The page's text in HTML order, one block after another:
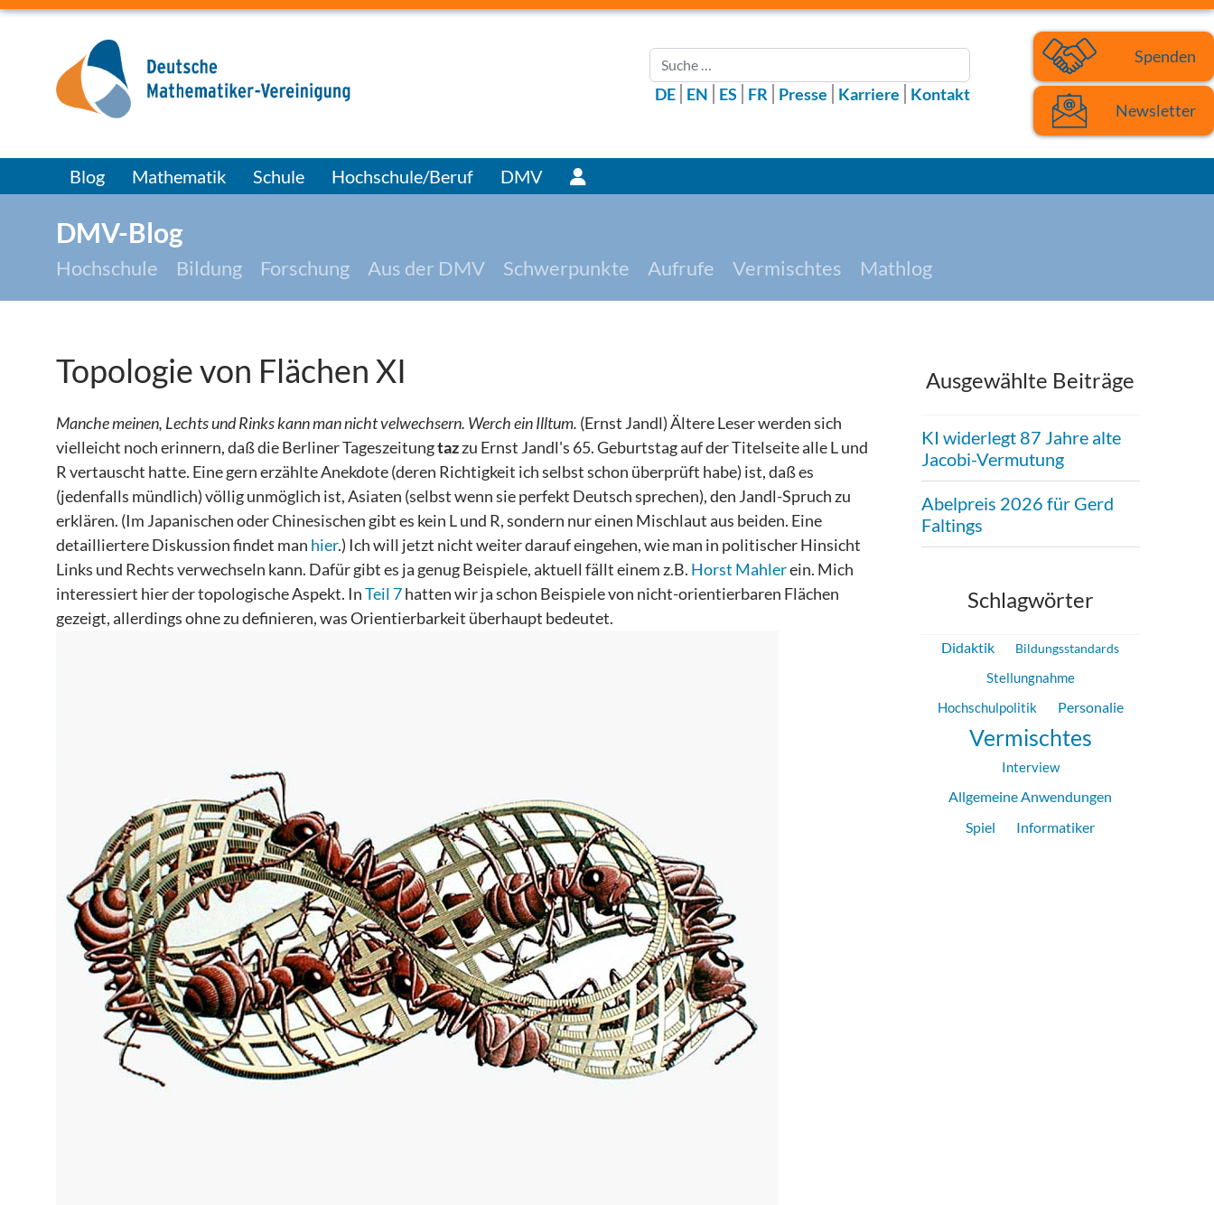
Suchen
DE EN ES FR Presse Karriere Kontakt
Spenden
Newsletter
Blog Mathematik Schule Hochschule/Beruf DMV
DMV-Blog
Hochschule Bildung Forschung Aus der DMV Schwerpunkte Aufrufe Vermischtes Mathlog
Topologie von Flächen XI
Manche meinen, Lechts und Rinks kann man nicht velwechsern. Werch ein Illtum. (Ernst Jandl)Ältere Leser werden sich
vielleicht noch erinnern, daß die Berliner Tageszeitungtazzu Ernst Jandl's 65. Geburtstag auf der Titelseite alle L und
R vertauscht hatte. Eine gern erzählte Anekdote (deren Richtigkeit ich selbst schon überprüft habe) ist, daß es
(jedenfalls mündlich) völlig unmöglich ist, Asiaten (selbst wenn sie perfekt Deutsch sprechen), den Jandl-Spruch zu
erklären. (Im Japanischen oder Chinesischen gibt es kein L und R, sondern nur einen Mischlaut aus beiden. Eine
detailliertere Diskussion findet man hier.) Ich will jetzt nicht weiter darauf eingehen, wie man in politischer Hinsicht
Links und Rechts verwechseln kann. Dafür gibt es ja genug Beispiele, aktuell fällt einem z.B. Horst Mahlerein. Mich
interessiert hier der topologische Aspekt. InTeil 7hatten wir ja schon Beispiele von nicht-orientierbaren Flächen
gezeigt, allerdings ohne zu definieren, was Orientierbarkeit überhaupt bedeutet.
Ausgewählte Beiträge
KI widerlegt 87 Jahre alte
Jacobi-Vermutung
Abelpreis 2026 für Gerd
Faltings
Schlagwörter
Didaktik
Bildungsstandards
Stellungnahme
Hochschulpolitik Personalie
Vermischtes
Interview
Allgemeine Anwendungen
Spiel Informatiker